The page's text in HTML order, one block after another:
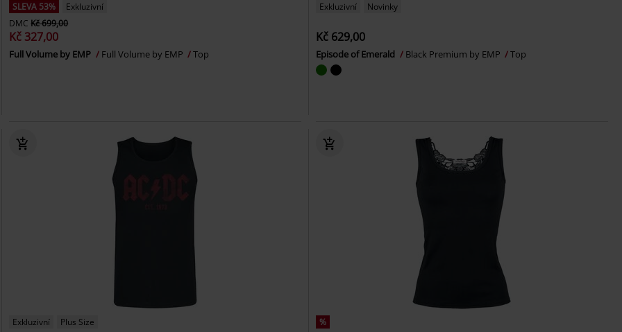
SLEVA 53%
Exkluzivní
DMC Kč 699,00
Kč 327,00
Full Volume by EMP Full Volume by EMP Top
Exkluzivní Novinky
Kč 629,00
Episode of Emerald Black Premium by EMP Top
Exkluzivní
Plus Size
%